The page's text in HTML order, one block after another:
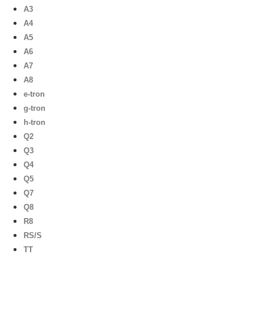
A3
A4
A5
A6
A7
A8
e-tron
g-tron
h-tron
Q2
Q3
Q4
Q5
Q7
Q8
R8
RS/S
TT